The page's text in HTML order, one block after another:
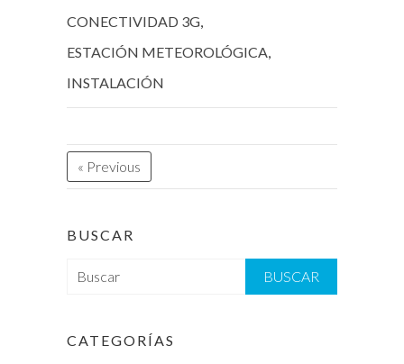
CONECTIVIDAD 3G,
ESTACIÓN METEOROLÓGICA,
INSTALACIÓN
« Previous
BUSCAR
c
CATEGORÍAS